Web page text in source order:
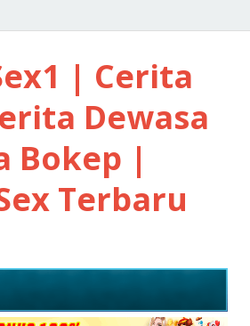
| Cerita
Dewasa
Bokep |
Terbaru